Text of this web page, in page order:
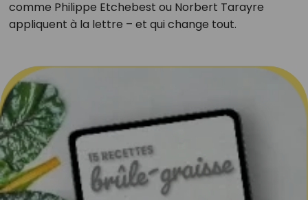
comme Philippe Etchebest ou Norbert Tarayre
appliquent à la lettre – et qui change tout.